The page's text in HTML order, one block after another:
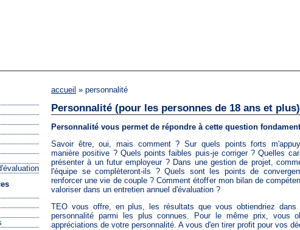
accueil » personnalité
Personnalité (pour les personnes de 18 ans et plus)
Personnalité vous permet de répondre à cette question
Savoir être, oui, mais comment ? Sur quels points forts
manière positive ? Quels points faibles puis-je corriger ? Quelles
présenter à un futur employeur ? Dans une gestion de projet,
l'équipe se complèteront-ils ? Quels sont les points de
renforcer une vie de couple ? Comment étoffer mon bilan de
valoriser dans un entretien annuel d'évaluation ?
TEO vous offre, en plus, les résultats que vous obtiendriez
personnalité parmi les plus connues. Pour le même prix, vous
appréciations de votre personnalité. A vous d'en tirer profit pour vos